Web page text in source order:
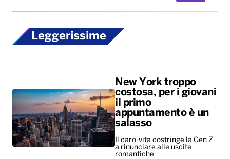
Leggerissime
New York troppo
costosa, per i giovani
il primo
appuntamento è un
salasso
Il caro-vita costringe la Gen Z
a rinunciare alle uscite
romantiche